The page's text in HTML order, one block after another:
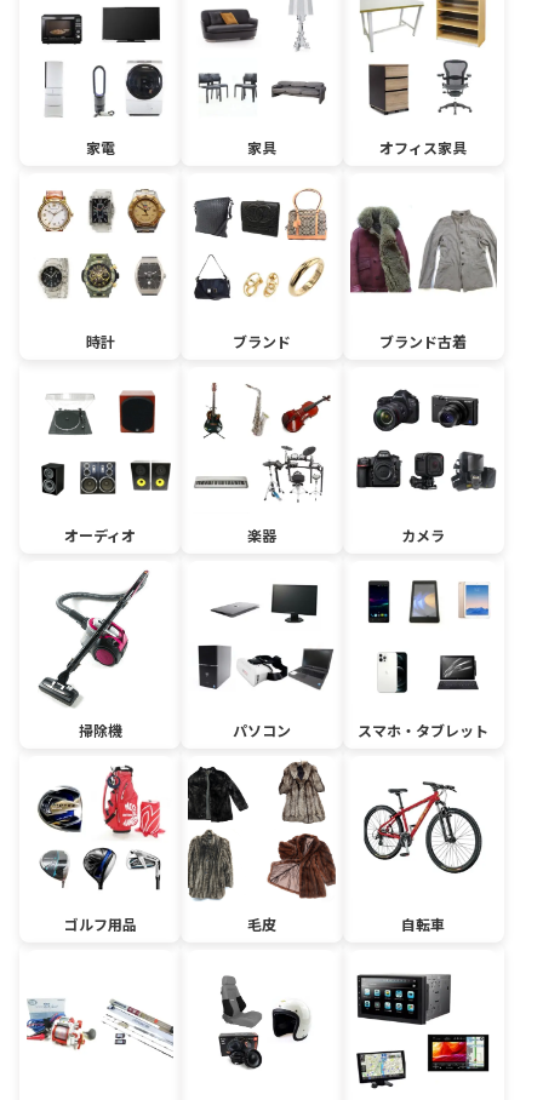
家電 家具 オフィス家具
時計 ブランド ブランド古着
オーディオ 楽器 カメラ
掃除機 パソコン スマホ・タブレット
ゴルフ用品 毛皮 自転車